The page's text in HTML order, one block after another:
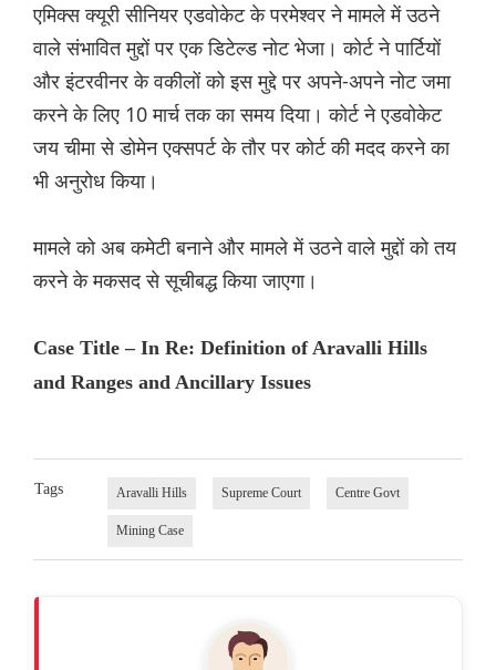
एमिक्स क्यूरी सीनियर एडवोकेट के परमेश्वर ने मामले में उठने
वाले संभावित मुद्दों पर एक डिटेल्ड नोट भेजा। कोर्ट ने पार्टियों
और इंटरवीनर के वकीलों को इस मुद्दे पर अपने-अपने नोट जमा
करने के लिए 10 मार्च तक का समय दिया। कोर्ट ने एडवोकेट
जय चीमा से डोमेन एक्सपर्ट के तौर पर कोर्ट की मदद करने का
भी अनुरोध किया।
मामले को अब कमेटी बनाने और मामले में उठने वाले मुद्दों को तय
करने के मकसद से सूचीबद्ध किया जाएगा।
Case Title – In Re: Definition of Aravalli Hills
and Ranges and Ancillary Issues
Tags Aravalli Hills Supreme Court Centre Govt
Mining Case